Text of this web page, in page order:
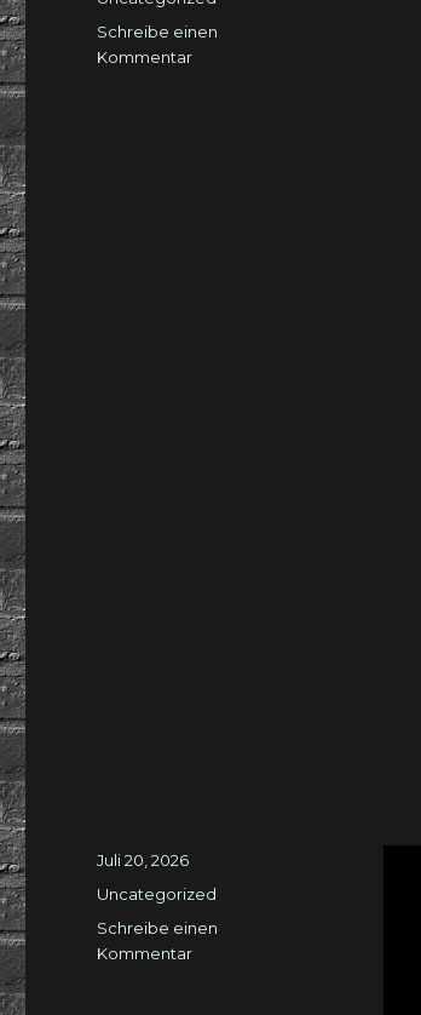
Schreibe einen
Kommentarzu
Veröffentlicht
Juli 20, 2026
Kategorien
Uncategorized
Schreibe einen
Kommentarzu